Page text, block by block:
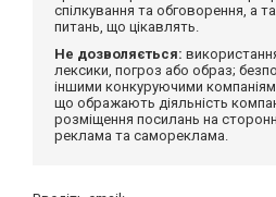
спілкування та обговорення, а
питань, що цікавлять.
Не дозволяється:
лексики, погроз або образ;
іншими конкуруючими
що ображають діяльність
розміщення посилань на
реклама та самореклама.